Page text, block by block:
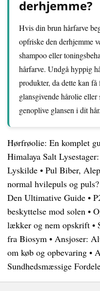
derhjemme?
Hvis din brun hårfarve
opfriske den derhjemme
shampoo eller
hårfarve. Undgå hyppig
produkter, da dette kan
glansgivende hårolie
genoplive glansen i dit hår.
Hørfrøolie: En komplet
Himalaya Salt
Lyskilde • Pul Biber,
normal hvilepuls og puls?
Den Ultimative Guide •
beskyttelse mod solen •
lækker og nem opskrift •
fra Biosym • Ansjoser:
om køb og opbevaring •
Sundhedsmæssige